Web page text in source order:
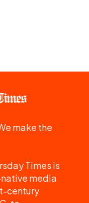
make the
Times is
media
century